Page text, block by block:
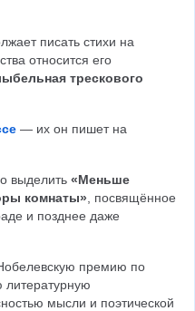
писать стихи на
относится его
трескового
— их он пишет на
выделить «Меньше
комнаты» , посвящённое
и позднее даже
премию по
мысли и поэтической